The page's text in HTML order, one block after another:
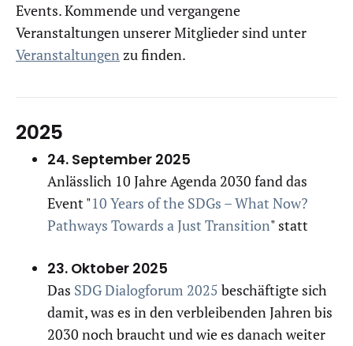
Events. Kommende und vergangene
Veranstaltungen unserer Mitglieder sind unter
Veranstaltungen zu finden.
2025
24. September 2025
Anlässlich 10 Jahre Agenda 2030 fand das
Event "10 Years of the SDGs – What Now?
Pathways Towards a Just Transition" statt
23. Oktober 2025
Das SDG Dialogforum 2025 beschäftigte sich
damit, was es in den verbleibenden Jahren bis
2030 noch braucht und wie es danach weiter